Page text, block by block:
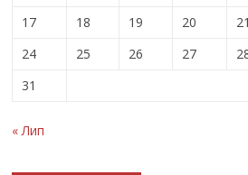
17
18 19 20 21
24
25 26 27
31
« Лип